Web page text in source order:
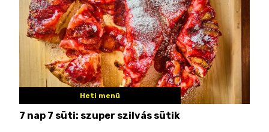
Heti menü
7 nap 7 süti: szuper szilvás sütik